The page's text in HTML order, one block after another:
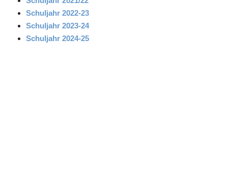
Schuljahr 2022-23
Schuljahr 2023-24
Schuljahr 2024-25